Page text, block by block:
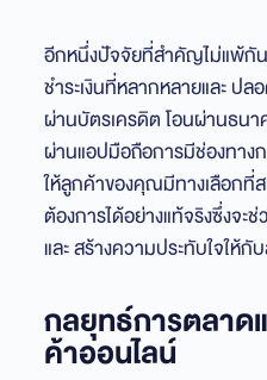
อีกหนึ่งปัจจัยที่สำคัญไม่แพ้กั
ชำระเงินที่หลากหลายและ ปล
ผ่านบัตรเครดิต โอนผ่านธนา
ผ่านแอปมือถือการมีช่องทาง
ให้ลูกค้าของคุณมีทางเลือกที่
ต้องการได้อย่างแท้จริงซึ่งจะ
และ สร้างความประทับใจให้กั
กลยุทธ์การตลาด
ค้าออนไลน์